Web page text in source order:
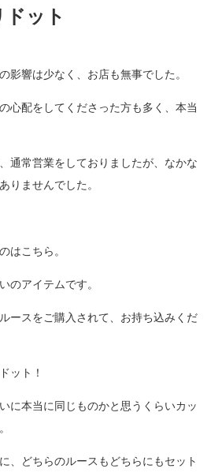
ット
影響は少なく、お店も無事でした。
心配をしてくださった方も多く、本当
通常営業をしておりましたが、なかな
りませんでした。
はこちら。
のアイテムです。
ースをご購入されて、お持ち込みくだ
ット！
に本当に同じものかと思うくらいカッ
、どちらのルースもどちらにもセット